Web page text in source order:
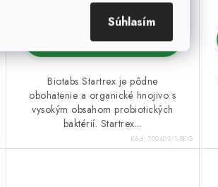
Súhlasím
DETAIL
Biotabs Startrex je pôdne
obohatenie a organické hnojivo s
vysokým obsahom probiotických
baktérií. Startrex...
Kód: 100409/1-5KG